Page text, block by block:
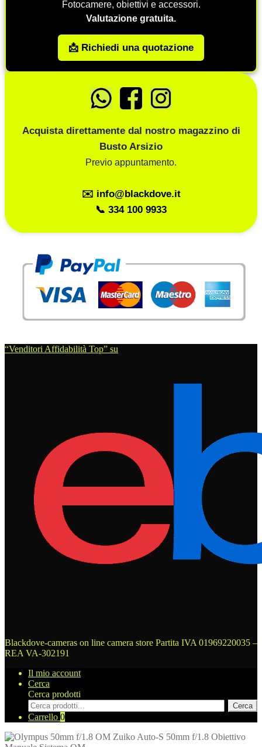
Fotocamere, obiettivi e accessori.
Valutazione gratuita.
📩 Richiedi una quotazione
Acquista direttamente dal nostro magazzino di
Busto Arsizio
Previo appuntamento.
✉️ info@blackdove.it
📞 334 100 9933
“Venditori Affidabilità Top” su
Blackdove-cameras on line camera store Partita IVA 01969220035 –
REA VA-302191
Il mio account
Cerca
Cerca prodotti
Cerca
Carrello 0